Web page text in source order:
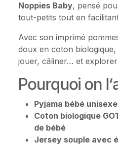
Noppies Baby, pensé
tout-petits tout en
Avec son imprimé
doux en coton
jouer, câliner… et
Pourquoi on
Pyjama bébé
Coton biologique
de bébé
Jersey souple avec